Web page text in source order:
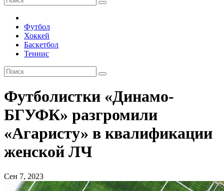
Футбол
Хоккей
Баскетбол
Теннис
Футболистки «Динамо-
БГУФК» разгромили
«Агаристу» в квалификации
женской ЛЧ
Сен 7, 2023